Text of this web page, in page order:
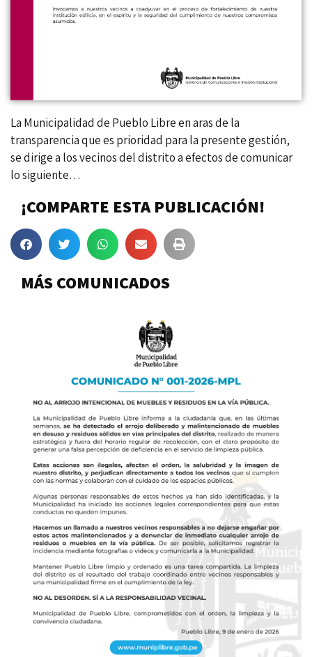
La Municipalidad de Pueblo Libre en aras de la
transparencia que es prioridad para la presente gestión,
se dirige a los vecinos del distrito a efectos de comunicar
lo siguiente…
¡COMPARTE ESTA PUBLICACIÓN!
MÁS COMUNICADOS